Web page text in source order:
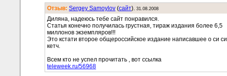
Отзыв: Sergey Samoylov (cайт). 31.08.2008
Диляна, надеюсь тебе сайт понравился.
Статья конечно получилась грустная, тираж издания более 6,5
миллонов экземпляров!!!
Это кстати второе общероссийское издание написавшее о си си
кетч.
Всем кто не успел прочитать , вот ссылка
teleweek.ru/56968